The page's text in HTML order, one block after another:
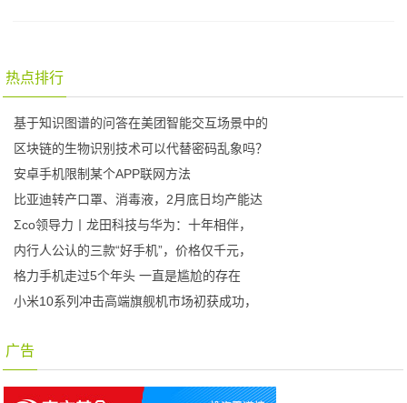
热点排行
基于知识图谱的问答在美团智能交互场景中的
区块链的生物识别技术可以代替密码乱象吗？
安卓手机限制某个APP联网方法
比亚迪转产口罩、消毒液，2月底日均产能达
Σco领导力丨龙田科技与华为：十年相伴，
内行人公认的三款“好手机”，价格仅千元，
格力手机走过5个年头 一直是尴尬的存在
小米10系列冲击高端旗舰机市场初获成功，
广告